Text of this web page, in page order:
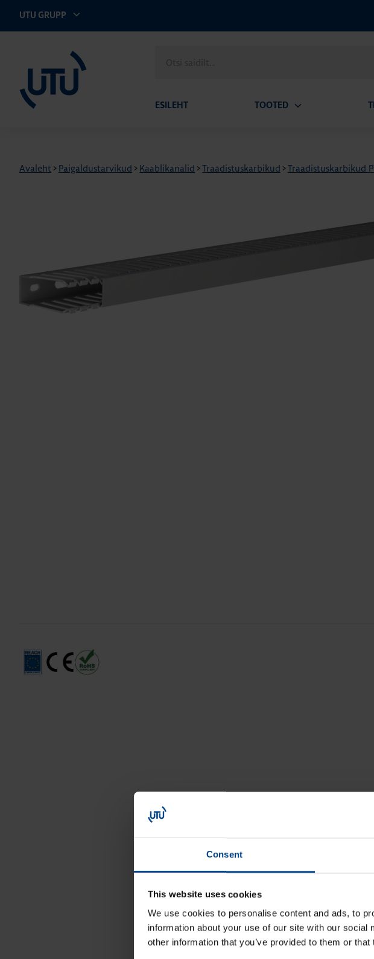
Consent
This website uses cookies
We use cookies to personalise content and ads, to
information about your use of our site with our
other information that you’ve provided to them or
UTU GRUPP
saidilt
ESILEHT TOOTED
Avaleht > Paigaldustarvikud > Kaablikanalid >Traadistuskarbikud >Traadistuskarbikud